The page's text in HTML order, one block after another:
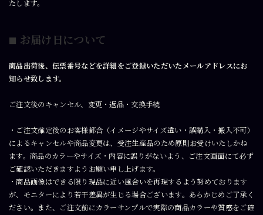
たします。
■ お届け日について
商品出荷後、伝票番号などを詳細をご登録いただいたメールアドレスにお
知らせ致します。
ご注文後のキャンセル、変更・返品・交換手続
・ご注文確定後のお客様都合（イメージやサイズ違い・誤購入・搬入不可）
によるキャンセルや商品変更は、受注生産品のため原則お受けいたしかね
ます。商品のカラーやサイズ・内容に誤りがないよう、ご注文画面にて必ず
ご確認いただきますようお願い申し上げます。
・商品画像はできる限り現品に近い風合いを再現するよう努めております
が、モニターにより若干差異が生じる場合ございます。あらかじめご了承く
ださい。また、ご注文前にカラーサンプルで実際の商品カラーや質感をご確